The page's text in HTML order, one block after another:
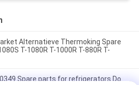
Alternatieve Thermoking Spare
T-1080R T-1000R T-880R T-
Spare parts for refrigerators Do